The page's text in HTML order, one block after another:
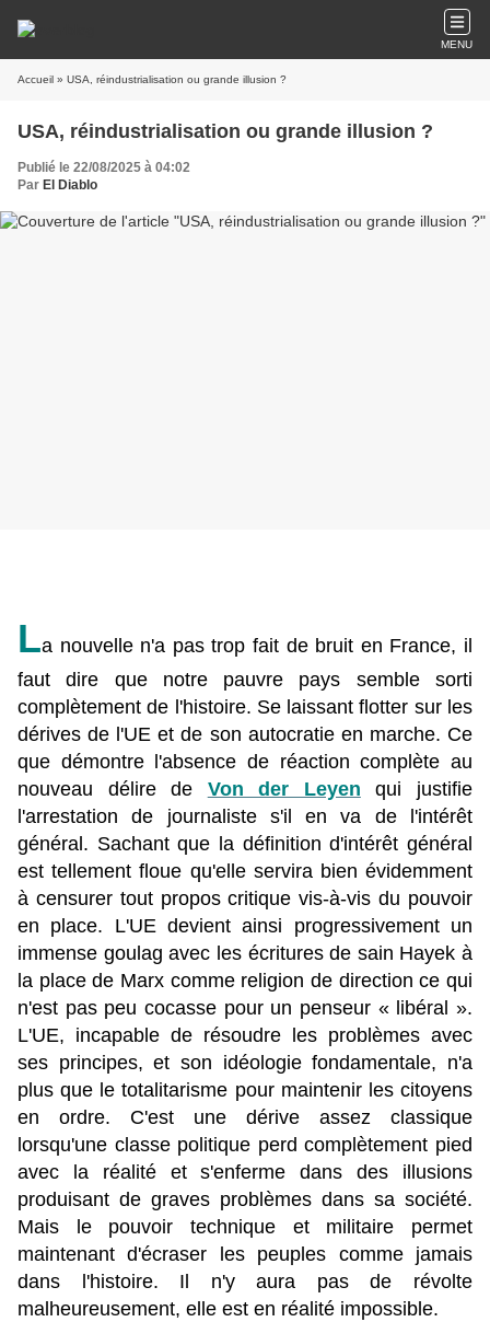
MENU
Accueil » USA, réindustrialisation ou grande illusion ?
USA, réindustrialisation ou grande illusion ?
Publié le 22/08/2025 à 04:02
Par El Diablo
La nouvelle n'a pas trop fait de bruit en France, il
faut dire que notre pauvre pays semble sorti
complètement de l'histoire. Se laissant flotter sur les
dérives de l'UE et de son autocratie en marche. Ce
que démontre l'absence de réaction complète au
nouveau délire de Von der Leyen qui justifie
l'arrestation de journaliste s'il en va de l'intérêt
général. Sachant que la définition d'intérêt général
est tellement floue qu'elle servira bien évidemment
à censurer tout propos critique vis-à-vis du pouvoir
en place. L'UE devient ainsi progressivement un
immense goulag avec les écritures de sain Hayek à
la place de Marx comme religion de direction ce qui
n'est pas peu cocasse pour un penseur « libéral ».
L'UE, incapable de résoudre les problèmes avec
ses principes, et son idéologie fondamentale, n'a
plus que le totalitarisme pour maintenir les citoyens
en ordre. C'est une dérive assez classique
lorsqu'une classe politique perd complètement pied
avec la réalité et s'enferme dans des illusions
produisant de graves problèmes dans sa société.
Mais le pouvoir technique et militaire permet
maintenant d'écraser les peuples comme jamais
dans l'histoire. Il n'y aura pas de révolte
malheureusement, elle est en réalité impossible.